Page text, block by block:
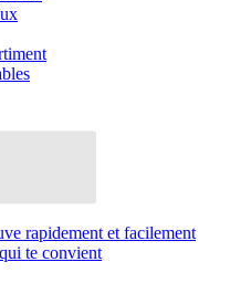
rapidement et facilement
te convient